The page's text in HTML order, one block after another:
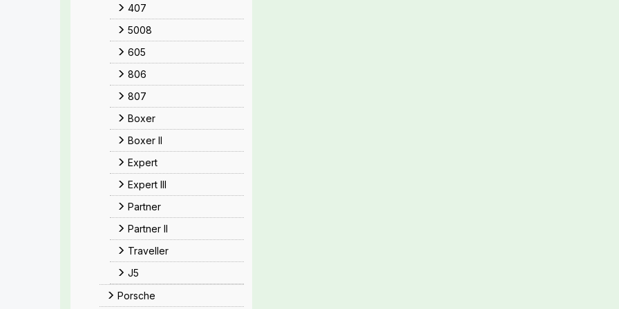
407
5008
605
806
807
Boxer
Boxer II
Expert
Expert III
Partner
Partner II
Traveller
J5
Porsche